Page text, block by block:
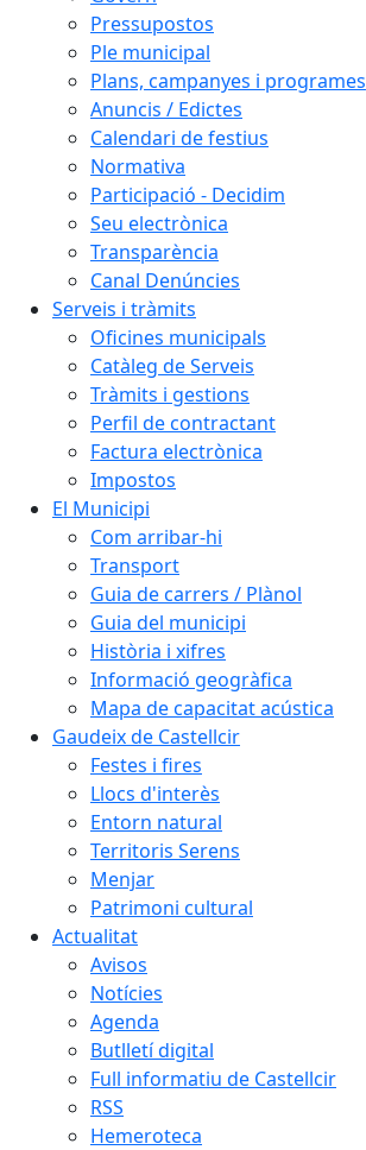
Pressupostos
Ple municipal
Plans, campanyes i programes
Anuncis / Edictes
Calendari de festius
Normativa
Participació - Decidim
Seu electrònica
Transparència
Canal Denúncies
Serveis i tràmits
Oficines municipals
Catàleg de Serveis
Tràmits i gestions
Perfil de contractant
Factura electrònica
Impostos
El Municipi
Com arribar-hi
Transport
Guia de carrers / Plànol
Guia del municipi
Història i xifres
Informació geogràfica
Mapa de capacitat acústica
Gaudeix de Castellcir
Festes i fires
Llocs d'interès
Entorn natural
Territoris Serens
Menjar
Patrimoni cultural
Actualitat
Avisos
Notícies
Agenda
Butlletí digital
Full informatiu de Castellcir
RSS
Hemeroteca